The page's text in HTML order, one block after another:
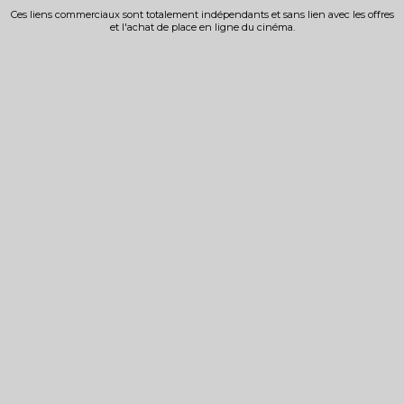
Ces liens commerciaux sont totalement indépendants et sans lien avec les offres
et l'achat de place en ligne du cinéma.